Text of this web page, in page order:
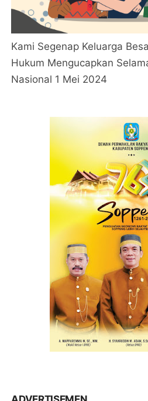
Kami Segenap Keluarga
Hukum Mengucapkan
Nasional 1 Mei 2024